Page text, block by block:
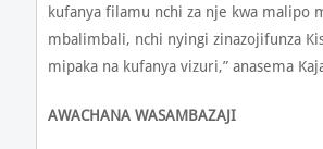
kufanya filamu nchi za nje kwa malipo
mbalimbali, nchi nyingi zinazojifunza
mipaka na kufanya vizuri,” anasema
AWACHANA WASAMBAZAJI